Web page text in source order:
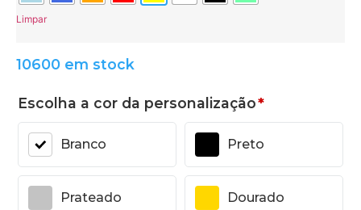
Limpar
10600 em stock
Escolha a cor da personalização*
Branco Preto
Prateado Dourado